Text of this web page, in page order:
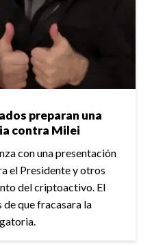
preparan una
contra Milei
con una presentación
el Presidente y otros
del criptoactivo. El
de que fracasara la